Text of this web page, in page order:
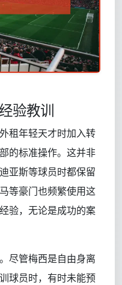
验教训
租年轻天才时加入转
的标准操作。这并非
亚斯等球员时都保留
等豪门也频繁使用这
验，无论是成功的案
尽管梅西是自由身离
球员时，有时未能预